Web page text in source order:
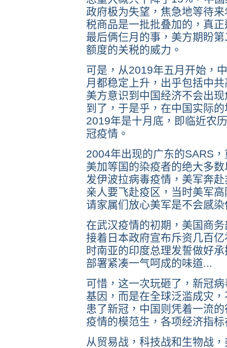
政府极为失望，焦急地等待
税商品是一批批叠加的，真
最后俩仨月的事，美方期盼
额度的关税的威力。
可是，从2019年五月开始，
月都稳定上升，出乎包括中
美方意识到中国经济不会出
到了，于是乎，在中国实际
2019年是十月底，即临近农
冠疫情。
2004年出现的广东的SARS
美加等国的染疫者的绝大多
发伊波拉病毒疫情，美军奔
亲人要飞赴疫区，当时美军
请家属们放心美军是不会感
在武汉疫情的初期，美国商
接着日本政府宣布斥资几百
时南亚的印度总理发誓做好
部署紧凑一气呵成的味道...
可惜，这一次玩砸了，新冠
基因，而是在全球泛滥成灾
患了新冠，中国则凭着一流
疫情的模范生，各项经济指
从贸易战，科技战和生物战